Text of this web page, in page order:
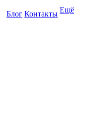
Блог Контакты Ещё